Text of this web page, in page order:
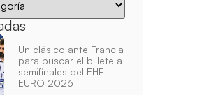
Un clásico ante Francia
para buscar el billete a
semifinales del EHF
EURO 2026